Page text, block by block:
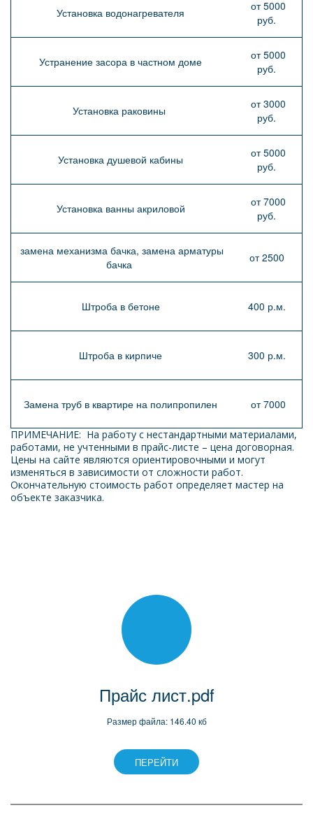
Установка водонагревателя
от 5000
руб.
Устранение засора в частном доме
от 5000
руб.
Установка раковины
от 3000
руб.
Установка душевой кабины
от 5000
руб.
Установка ванны акриловой
от 7000
руб.
замена механизма бачка, замена арматуры
бачка
от 2500
Штроба в бетоне 400 р.м.
Штроба в кирпиче 300 р.м.
Замена труб в квартире на полипропилен от 7000
ПРИМЕЧАНИЕ:  На работу с нестандартными материалами,
работами, не учтенными в прайс-листе – цена договорная.
Цены на сайте являются ориентировочными и могут
изменяться в зависимости от сложности работ.
Окончательную стоимость работ определяет мастер на
объекте заказчика.
Прайс лист.pdf
Размер файла: 146.40 кб
ПЕРЕЙТИ